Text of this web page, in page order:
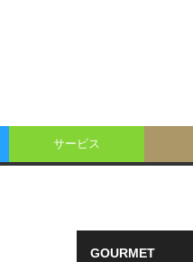
サービス
GOURMET